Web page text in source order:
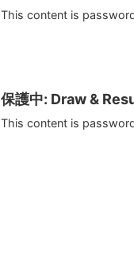
This content is
保護中: Draw &
This content is